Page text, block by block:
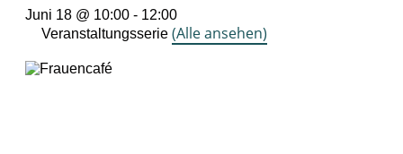
Juni 18 @ 10:00 - 12:00
Veranstaltungsserie (Alle ansehen)